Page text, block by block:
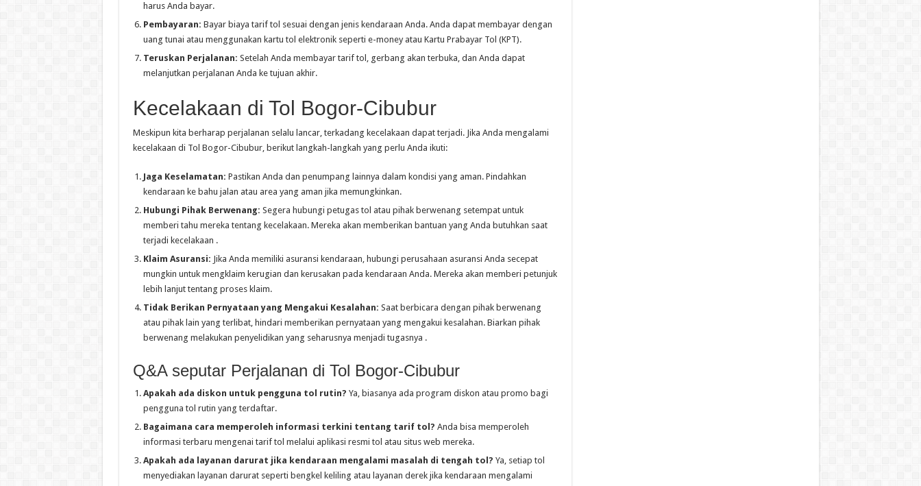
harus Anda bayar.
Pembayaran: Bayar biaya tarif tol sesuai dengan jenis kendaraan Anda. Anda dapat membayar dengan
uang tunai atau menggunakan kartu tol elektronik seperti e-money atau Kartu Prabayar Tol (KPT).
Teruskan Perjalanan: Setelah Anda membayar tarif tol, gerbang akan terbuka, dan Anda dapat
melanjutkan perjalanan Anda ke tujuan akhir.
Kecelakaan di Tol Bogor-Cibubur
Meskipun kita berharap perjalanan selalu lancar, terkadang kecelakaan dapat terjadi. Jika Anda mengalami
kecelakaan di Tol Bogor-Cibubur, berikut langkah-langkah yang perlu Anda ikuti:
Jaga Keselamatan: Pastikan Anda dan penumpang lainnya dalam kondisi yang aman. Pindahkan
kendaraan ke bahu jalan atau area yang aman jika memungkinkan.
Hubungi Pihak Berwenang: Segera hubungi petugas tol atau pihak berwenang setempat untuk
memberi tahu mereka tentang kecelakaan. Mereka akan memberikan bantuan yang Anda butuhkan saat
terjadi kecelakaan .
Klaim Asuransi: Jika Anda memiliki asuransi kendaraan, hubungi perusahaan asuransi Anda secepat
mungkin untuk mengklaim kerugian dan kerusakan pada kendaraan Anda. Mereka akan memberi petunjuk
lebih lanjut tentang proses klaim.
Tidak Berikan Pernyataan yang Mengakui Kesalahan: Saat berbicara dengan pihak berwenang
atau pihak lain yang terlibat, hindari memberikan pernyataan yang mengakui kesalahan. Biarkan pihak
berwenang melakukan penyelidikan yang seharusnya menjadi tugasnya .
Q&A seputar Perjalanan di Tol Bogor-Cibubur
Apakah ada diskon untuk pengguna tol rutin? Ya, biasanya ada program diskon atau promo bagi
pengguna tol rutin yang terdaftar.
Bagaimana cara memperoleh informasi terkini tentang tarif tol? Anda bisa memperoleh
informasi terbaru mengenai tarif tol melalui aplikasi resmi tol atau situs web mereka.
Apakah ada layanan darurat jika kendaraan mengalami masalah di tengah tol? Ya, setiap tol
menyediakan layanan darurat seperti bengkel keliling atau layanan derek jika kendaraan mengalami